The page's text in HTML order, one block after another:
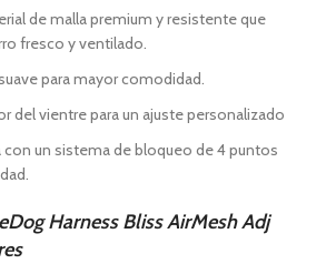
de malla premium y resistente que
fresco y ventilado.
para mayor comodidad.
del vientre para un ajuste personalizado
con un sistema de bloqueo de 4 puntos
Harness Bliss AirMesh Adj